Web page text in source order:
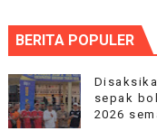
BERITA POPULER
sepak
2026